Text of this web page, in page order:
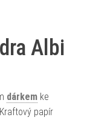
Albi
dárkem ke
papír